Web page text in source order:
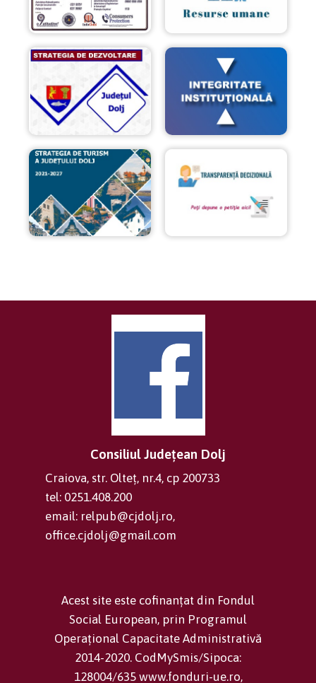
Consiliul Județean Dolj
Craiova, str. Olteț, nr.4, cp 200733
tel: 0251.408.200
email: relpub@cjdolj.ro,
office.cjdolj@gmail.com
Acest site este cofinanțat din Fondul
Social European, prin Programul
Operațional Capacitate Administrativă
2014-2020. CodMySmis/Sipoca:
128004/635 www.fonduri-ue.ro,